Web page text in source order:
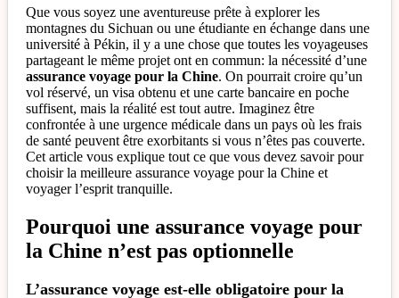
Que vous soyez une aventureuse prête à explorer les
montagnes du Sichuan ou une étudiante en échange dans une
université à Pékin, il y a une chose que toutes les voyageuses
partageant le même projet ont en commun: la nécessité d’une
assurance voyage pour la Chine. On pourrait croire qu’un
vol réservé, un visa obtenu et une carte bancaire en poche
suffisent, mais la réalité est tout autre. Imaginez être
confrontée à une urgence médicale dans un pays où les frais
de santé peuvent être exorbitants si vous n’êtes pas couverte.
Cet article vous explique tout ce que vous devez savoir pour
choisir la meilleure assurance voyage pour la Chine et
voyager l’esprit tranquille.
Pourquoi une assurance voyage pour
la Chine n’est pas optionnelle
L’assurance voyage est-elle obligatoire pour la